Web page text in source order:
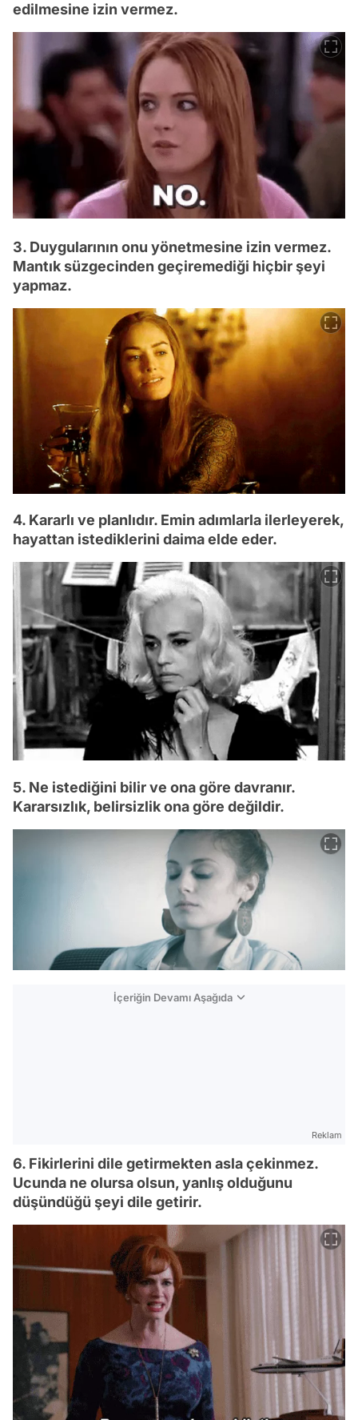
edilmesine izin vermez.
3. Duygularının onu yönetmesine izin vermez.
Mantık süzgecinden geçiremediği hiçbir şeyi
yapmaz.
4. Kararlı ve planlıdır. Emin adımlarla ilerleyerek,
hayattan istediklerini daima elde eder.
5. Ne istediğini bilir ve ona göre davranır.
Kararsızlık, belirsizlik ona göre değildir.
İçeriğin Devamı Aşağıda
Reklam
6. Fikirlerini dile getirmekten asla çekinmez.
Ucunda ne olursa olsun, yanlış olduğunu
düşündüğü şeyi dile getirir.